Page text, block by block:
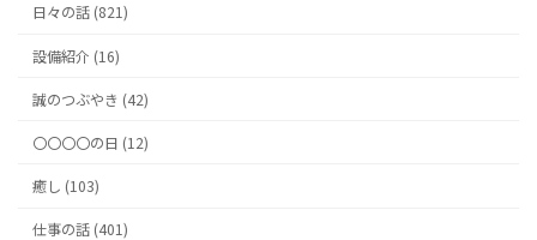
日々の話 (821)
設備紹介 (16)
誠のつぶやき (42)
〇〇〇〇の日 (12)
癒し (103)
仕事の話 (401)